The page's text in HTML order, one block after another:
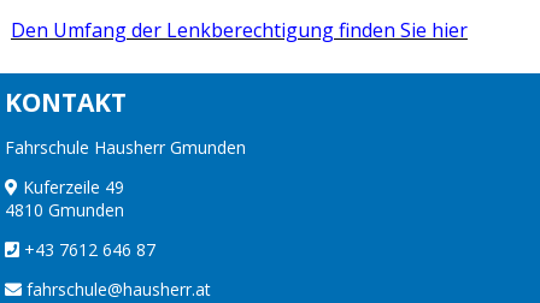
Den Umfang der Lenkberechtigung finden Sie hier
KONTAKT
Fahrschule Hausherr Gmunden
Kuferzeile 49
4810 Gmunden
+43 7612 646 87
fahrschule@hausherr.at